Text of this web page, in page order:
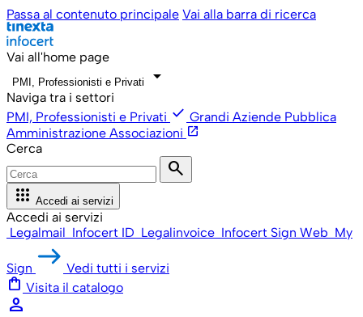
Passa al contenuto principale Vai alla barra di ricerca
Vai all'home page
PMI, Professionisti e Privati arrow_drop_down
Naviga tra i settori
PMI, Professionisti e Privati check Grandi Aziende Pubblica
Amministrazione Associazioni open_in_new
Cerca
search
apps Accedi ai servizi
Accedi ai servizi
Legalmail Infocert ID Legalinvoice Infocert Sign Web My
Sign Vedi tutti i servizi
shopping_bag Visita il catalogo
person